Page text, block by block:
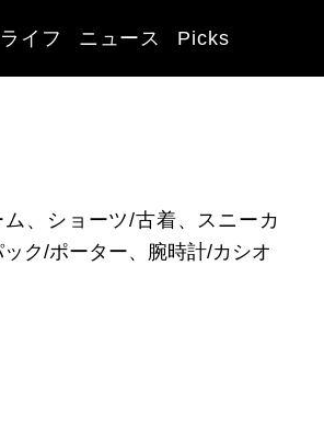
ライフ ニュース Picks
、ショーツ/古着、スニーカ
ク/ポーター、腕時計/カシオ